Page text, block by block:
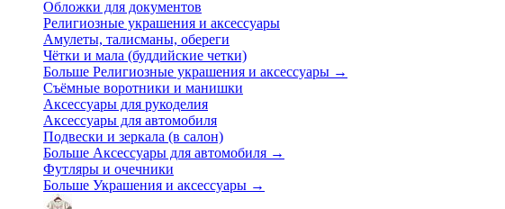
Обложки для документов
Религиозные украшения и аксессуары
Амулеты, талисманы, обереги
Чётки и мала (буддийские четки)
Больше Религиозные украшения и аксессуары →
Съёмные воротники и манишки
Аксессуары для рукоделия
Аксессуары для автомобиля
Подвески и зеркала (в салон)
Больше Аксессуары для автомобиля →
Футляры и очечники
Больше Украшения и аксессуары →